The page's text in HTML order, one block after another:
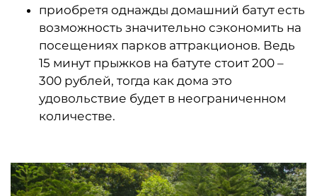
приобретя однажды домашний батут есть
возможность значительно сэкономить на
посещениях парков аттракционов. Ведь
15 минут прыжков на батуте стоит 200 –
300 рублей, тогда как дома это
удовольствие будет в неограниченном
количестве.